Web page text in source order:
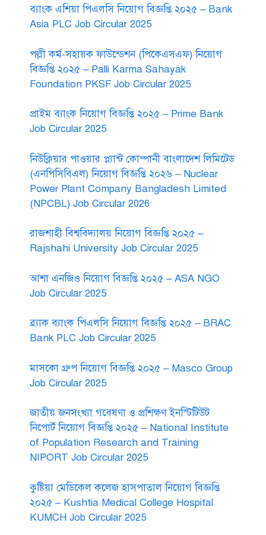
ব্যাংক এশিয়া পিএলসি নিয়োগ বিজ্ঞপ্তি ২০২৫ – Bank
Asia PLC Job Circular 2025
পল্লী কর্ম-সহায়ক ফাউন্ডেশন (পিকেএসএফ) নিয়োগ
বিজ্ঞপ্তি ২০২৫ – Palli Karma Sahayak
Foundation PKSF Job Circular 2025
প্রাইম ব্যাংক নিয়োগ বিজ্ঞপ্তি ২০২৫ – Prime Bank
Job Circular 2025
নিউক্লিয়ার পাওয়ার প্ল্যান্ট কোম্পানী বাংলাদেশ লিমিটেড
(এনপিসিবিএল) নিয়োগ বিজ্ঞপ্তি ২০২৬ – Nuclear
Power Plant Company Bangladesh Limited
(NPCBL) Job Circular 2026
রাজশাহী বিশ্ববিদ্যালয় নিয়োগ বিজ্ঞপ্তি ২০২৫ –
Rajshahi University Job Circular 2025
আশা এনজিও নিয়োগ বিজ্ঞপ্তি ২০২৫ – ASA NGO
Job Circular 2025
ব্র্যাক ব্যাংক পিএলসি নিয়োগ বিজ্ঞপ্তি ২০২৫ – BRAC
Bank PLC Job Circular 2025
মাসকো গ্রুপ নিয়োগ বিজ্ঞপ্তি ২০২৫ – Masco Group
Job Circular 2025
জাতীয় জনসংখ্যা গবেষণা ও প্রশিক্ষণ ইনস্টিটিউট
নিপোর্ট নিয়োগ বিজ্ঞপ্তি ২০২৫ – National Institute
of Population Research and Training
NIPORT Job Circular 2025
কুষ্টিয়া মেডিকেল কলেজ হাসপাতাল নিয়োগ বিজ্ঞপ্তি
২০২৫ – Kushtia Medical College Hospital
KUMCH Job Circular 2025